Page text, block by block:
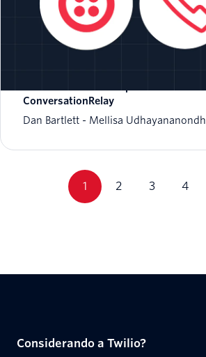
ConversationRelay
Dan Bartlett
Mellisa Udhayananondh
1 2 3 4
Considerando a Twilio?